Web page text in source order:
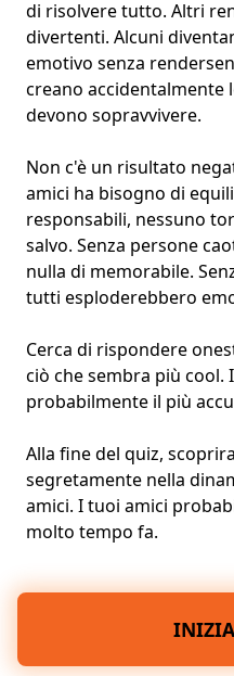
di risolvere tutto. Altri
divertenti. Alcuni
emotivo senza
creano accidentalmente
devono sopravvivere.
Non c'è un risultato
amici ha bisogno di
responsabili, nessuno
salvo. Senza persone
nulla di memorabile.
tutti esploderebbero
Cerca di rispondere
ciò che sembra più
probabilmente il più
Alla fine del quiz,
segretamente nella
amici. I tuoi amici
molto tempo fa.